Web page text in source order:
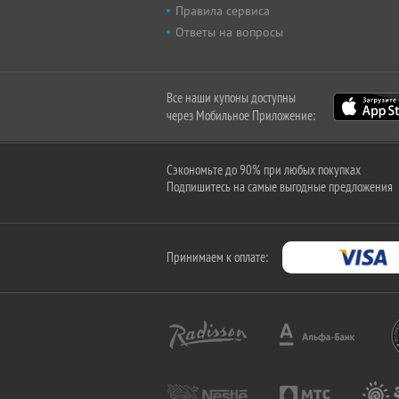
Правила сервиса
Ответы на вопросы
Все наши купоны доступны
через Мобильное Приложение:
Сэкономьте до 90% при любых покупках
Подпишитесь на самые выгодные предложения
Принимаем к оплате: